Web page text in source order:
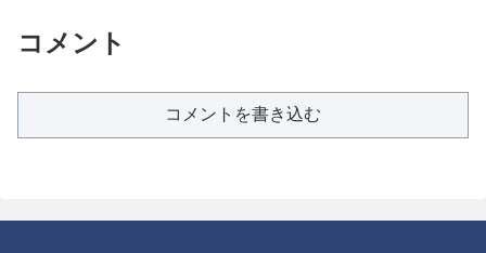
コメント
コメントを書き込む